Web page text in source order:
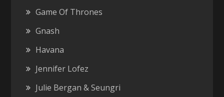
Game Of Thrones
Gnash
Havana
Jennifer Lofez
Julie Bergan & Seungri